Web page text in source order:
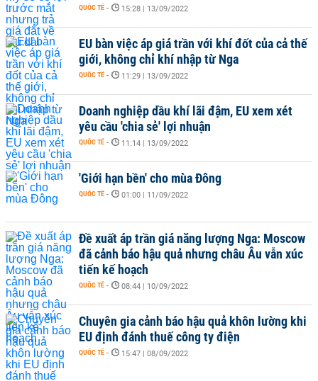
QUỐC TẾ - 15:28 | 13/09/2022
EU bàn việc áp giá trần với khí đốt của cả thế
giới, không chỉ khí nhập từ Nga
QUỐC TẾ - 11:29 | 13/09/2022
Doanh nghiệp dầu khí lãi đậm, EU xem xét
yêu cầu 'chia sẻ' lợi nhuận
QUỐC TẾ - 11:14 | 13/09/2022
'Giới hạn bền' cho mùa Đông
QUỐC TẾ - 01:00 | 11/09/2022
Đề xuất áp trần giá năng lượng Nga: Moscow
đã cảnh báo hậu quả nhưng châu Âu vẫn xúc
tiến kế hoạch
QUỐC TẾ - 08:44 | 10/09/2022
Chuyên gia cảnh báo hậu quả khôn lường khi
EU định đánh thuế công ty điện
QUỐC TẾ - 15:47 | 08/09/2022